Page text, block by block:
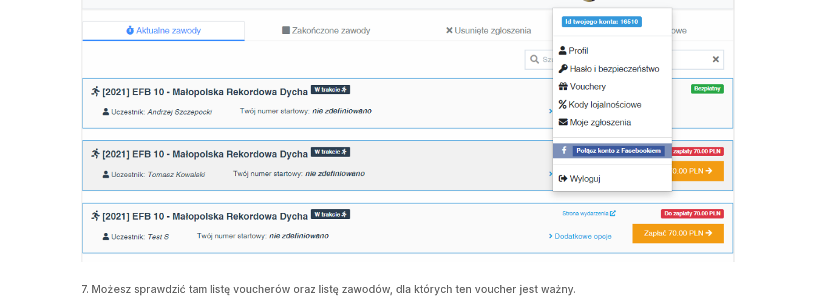
7. Możesz sprawdzić tam listę voucherów oraz listę zawodów, dla których ten voucher jest ważny.